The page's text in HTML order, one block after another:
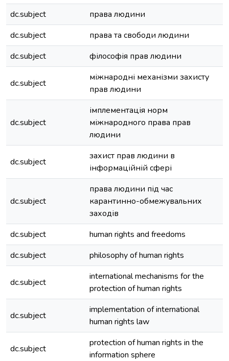
dc.subject
права людини
dc.subject
права та свободи людини
dc.subject
філософія прав людини
dc.subject
міжнародні механізми захисту
прав людини
dc.subject
імплементація норм
міжнародного права прав
людини
dc.subject
захист прав людини в
інформаційній сфері
dc.subject
права людини під час
карантинно-обмежувальних
заходів
dc.subject
human rights and freedoms
dc.subject
philosophy of human rights
dc.subject
international mechanisms for the
protection of human rights
dc.subject
implementation of international
human rights law
dc.subject
protection of human rights in the
information sphere